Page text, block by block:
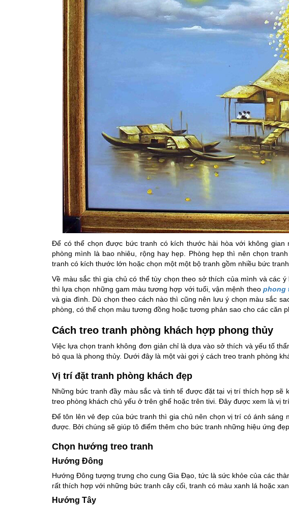
Để có thể chọn được bức tranh có kích thước hài hòa với không
phòng mình là bao nhiêu, rộng hay hẹp. Phòng hẹp thì nên chọn
tranh có kích thước lớn hoặc chọn một một bộ tranh gồm nhiều bức
Về màu sắc thì gia chủ có thể tùy chọn theo sở thích của mình và các
thì lựa chọn những gam màu tương hợp với tuổi, vận mệnh theo phong
và gia đình. Dù chọn theo cách nào thì cũng nên lưu ý chọn màu sắc
phòng, có thể chọn màu tương đồng hoặc tương phản sao cho các căn
Cách treo tranh phòng khách hợp phong thủy
Việc lựa chọn tranh không đơn giản chỉ là dựa vào sở thích và yếu tố
bỏ qua là phong thủy. Dưới đây là một vài gợi ý cách treo tranh phòng
Vị trí đặt tranh phòng khách đẹp
Những bức tranh đầy màu sắc và tinh tế được đặt tại vị trí thích hợp sẽ
treo phòng khách chủ yếu ở trên ghế hoặc trên tivi. Đây được xem là vị
Để tôn lên vẻ đẹp của bức tranh thì gia chủ nên chọn vị trí có ánh sáng
được. Bởi chúng sẽ giúp tô điểm thêm cho bức tranh những hiệu ứng
Chọn hướng treo tranh
Hướng Đông
Hướng Đông tượng trưng cho cung Gia Đạo, tức là sức khỏe của các
rất thích hợp với những bức tranh cây cối, tranh có màu xanh lá hoặc
Hướng Tây